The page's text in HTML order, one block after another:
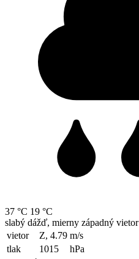
37 °C 19 °C
slabý dážď, mierny západný vietor
vietor
Z, 4.79 m/s
tlak
1015
hPa